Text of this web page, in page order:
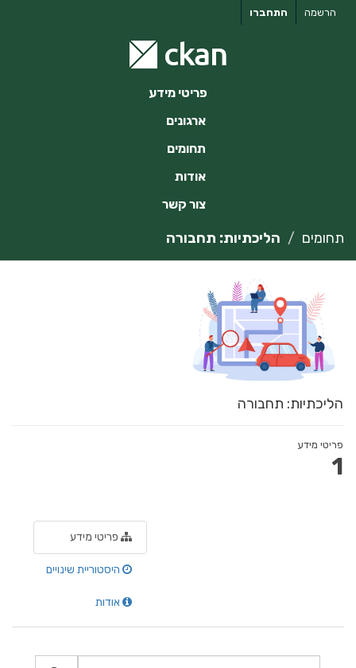
התחברו הרשמה
פריטי מידע
ארגונים
תחומים
אודות
צור קשר
תחומים הליכתיות: תחבורה
הליכתיות: תחבורה
פריטי מידע
1
פריטי מידע
היסטוריית שינויים
אודות